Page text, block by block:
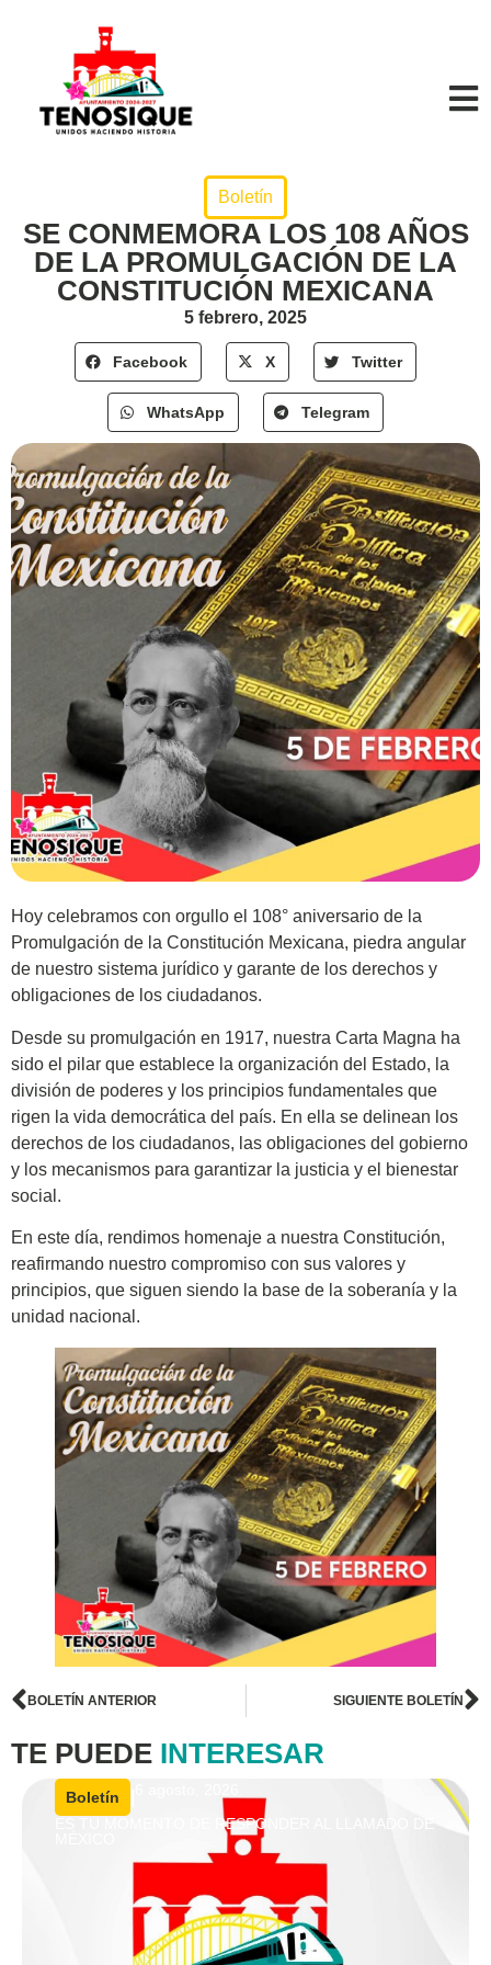
Boletín
SE CONMEMORA LOS 108 AÑOS
DE LA PROMULGACIÓN DE LA
CONSTITUCIÓN MEXICANA
5 febrero, 2025
Facebook X Twitter
WhatsApp Telegram
Hoy celebramos con orgullo el 108° aniversario de la
Promulgación de la Constitución Mexicana, piedra angular
de nuestro sistema jurídico y garante de los derechos y
obligaciones de los ciudadanos.
Desde su promulgación en 1917, nuestra Carta Magna ha
sido el pilar que establece la organización del Estado, la
división de poderes y los principios fundamentales que
rigen la vida democrática del país. En ella se delinean los
derechos de los ciudadanos, las obligaciones del gobierno
y los mecanismos para garantizar la justicia y el bienestar
social.
En este día, rendimos homenaje a nuestra Constitución,
reafirmando nuestro compromiso con sus valores y
principios, que siguen siendo la base de la soberanía y la
unidad nacional.
BOLETÍN ANTERIOR SIGUIENTE BOLETÍN
TE PUEDE INTERESAR
Boletín
ES TU MOMENTO DE RESPONDER AL LLAMADO DE